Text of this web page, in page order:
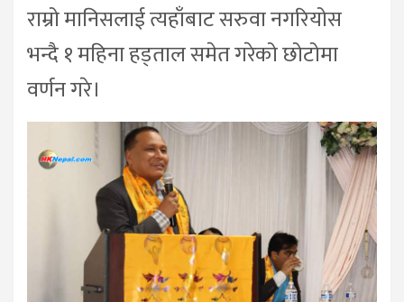
राम्रो मानिसलाई त्यहाँबाट सरुवा नगरियोस
भन्दै १ महिना हड्ताल समेत गरेको छोटोमा
वर्णन गरे।